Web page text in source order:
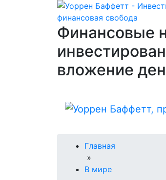
Финансовые
вложение
Главная
»
В мире